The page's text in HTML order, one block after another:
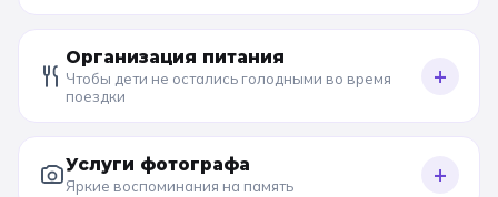
Организация питания
Чтобы дети не остались голодными во время
поездки
+
Услуги фотографа
Яркие воспоминания на память +